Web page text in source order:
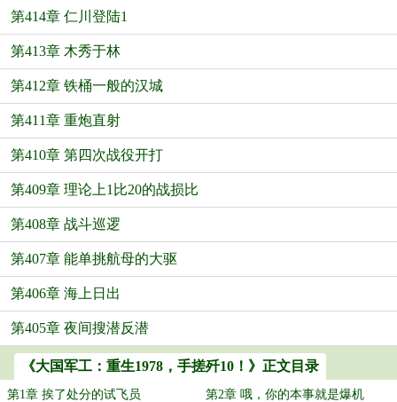
第414章 仁川登陆1
第413章 木秀于林
第412章 铁桶一般的汉城
第411章 重炮直射
第410章 第四次战役开打
第409章 理论上1比20的战损比
第408章 战斗巡逻
第407章 能单挑航母的大驱
第406章 海上日出
第405章 夜间搜潜反潜
《大国军工：重生1978，手搓歼10！》正文目录
第1章 挨了处分的试飞员 第2章 哦，你的本事就是爆机